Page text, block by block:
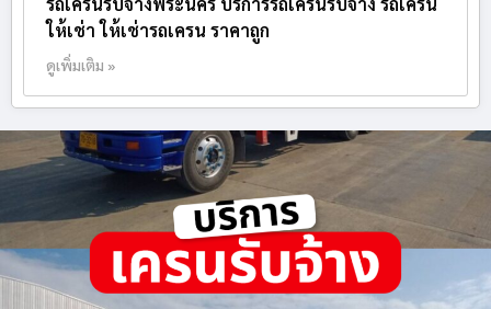
ให้เช่า ให้เช่ารถเครน ราคาถูก
ดูเพิ่มเติม »